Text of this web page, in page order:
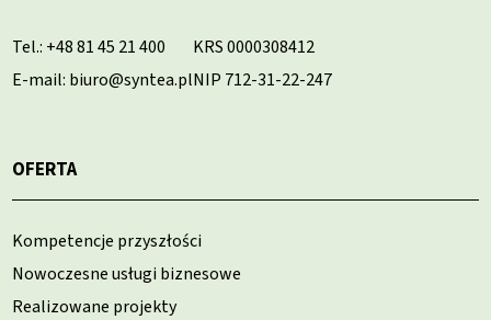
Tel.: +48 81 45 21 400
E-mail: biuro@syntea.pl
KRS 0000308412
NIP 712-31-22-247
OFERTA
Kompetencje przyszłości
Nowoczesne usługi biznesowe
Realizowane projekty